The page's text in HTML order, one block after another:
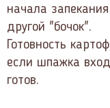
начала
другой "бочок".
Готовность
если шпажка
готов.